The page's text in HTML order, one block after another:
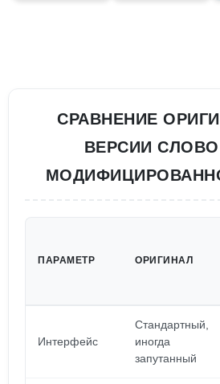
СРАВНЕНИЕ
ВЕРСИИ
ПАРАМЕТР ОРИГИНАЛ
Интерфейс
Стандартный,
иногда
запутанный